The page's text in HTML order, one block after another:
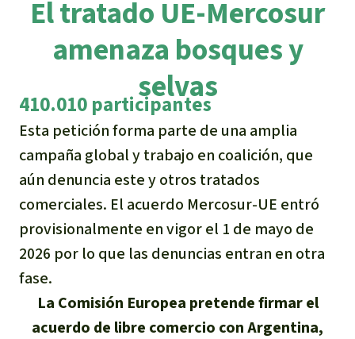
Suscribirme al boletín
Prensa
Banners Salva la Selva
Widget Salva la Selva
Agenda
Temas
Clima
Madera tropical
Biodiversidad
Selva tropical
Derechos de la Naturaleza
Bioenergía
Agua
Salva la Selva
Acerca de Salva la Selva
40 años Salva la Selva
En los Medios
FAQ
Transparencia
Búsqueda
Español
Deutsch
English
Français
Italiano
Português
Preguntas y Respuestas
Donar para un tema
Bienestar animal
Defensa de la selva
Defensoras y defensores de la
selva
Donar para una región
Sudeste de Asia
África
Latinoamérica
El tratado UE-Mercosur
amenaza bosques y
selvas
410.010 participantes
Esta petición forma parte de una amplia
campaña global y trabajo en coalición, que
aún denuncia este y otros tratados
comerciales. El acuerdo Mercosur-UE entró
provisionalmente en vigor el 1 de mayo de
2026 por lo que las denuncias entran en otra
fase.
La Comisión Europea pretende firmar el
acuerdo de libre comercio con Argentina,